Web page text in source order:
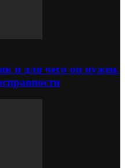
и для чего он нужен.